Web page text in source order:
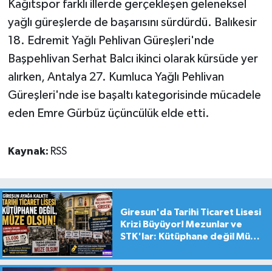
Kağıtspor farklı illerde gerçekleşen geleneksel
yağlı güreşlerde de başarısını sürdürdü. Balıkesir
18. Edremit Yağlı Pehlivan Güreşleri'nde
Başpehlivan Serhat Balcı ikinci olarak kürsüde yer
alırken, Antalya 27. Kumluca Yağlı Pehlivan
Güreşleri'nde ise başaltı kategorisinde mücadele
eden Emre Gürbüz üçüncülük elde etti.
Kaynak: RSS
Giresun'da Tarihi Ticaret Lisesi
Krizi Büyüyor! Mezunlar ve
STK'lar: Kütüphane değil Müze